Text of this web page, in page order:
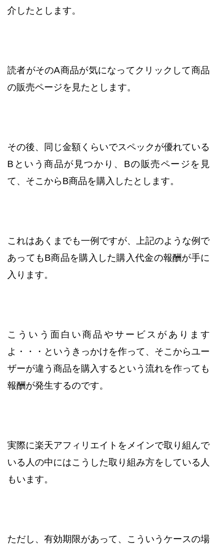
介したとします。
読者がそのA商品が気になってクリックして商品
の販売ページを 見たとします。
その後、同じ金額くらいでスペックが優れている
Bという商品が見つかり、 Bの販売ページを見
て、そこからB商品を購入したとします。
これはあくまでも一例ですが、上記のような例で
あってもB商品を購入した購入代金の報酬が手に
入ります。
こういう面白い商品やサービスがあります
よ・・・という きっかけを作って、そこからユー
ザーが違う商品を購入するという 流れを作っても
報酬が発生するのです。
実際に楽天アフィリエイトをメインで取り組んで
いる人の中にはこうした取り組み方をしている人
もいます。
ただし、有効期限があって、こういうケースの場